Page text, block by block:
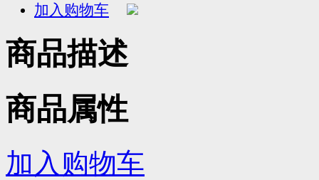
加入购物车
商品描述
商品属性
加入购物车